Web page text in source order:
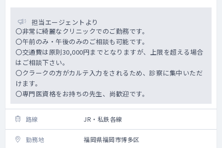
担当エージェントより
〇非常に綺麗なクリニックでのご勤務です。
〇午前のみ・午後のみのご相談も可能です。
〇交通費は原則30,000円までとなりますが、上限を超える場合
はご相談下さい。
〇クラークの方がカルテ入力をされるため、診察に集中いただ
けます。
〇専門医資格をお持ちの先生、尚歓迎です。
路線 JR・私鉄各線
勤務地 福岡県福岡市博多区